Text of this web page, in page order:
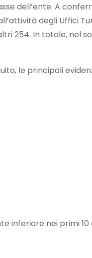
dell’ente. A
degli Uffici
254. In totale, nel
le principali
nei primi 10